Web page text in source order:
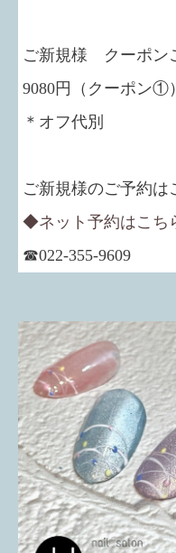
ご新規様 クーポン
9080円（クーポン①）
＊オフ代別
ご新規様のご予約
◆ネット予約はこち
☎022-355-9609